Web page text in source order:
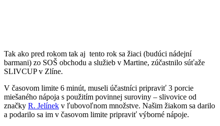
Tak ako pred rokom tak aj tento rok sa žiaci (budúci nádejní
barmani) zo SOŠ obchodu a služieb v Martine, zúčastnilo súťaže
SLIVCUP v Zlíne.
V časovom limite 6 minút, museli účastníci pripraviť 3 porcie
miešaného nápoja s použitím povinnej suroviny – slivovice od
značky R. Jelínek v ľubovoľnom množstve. Našim žiakom sa darilo
a podarilo sa im v časovom limite pripraviť výborné nápoje.